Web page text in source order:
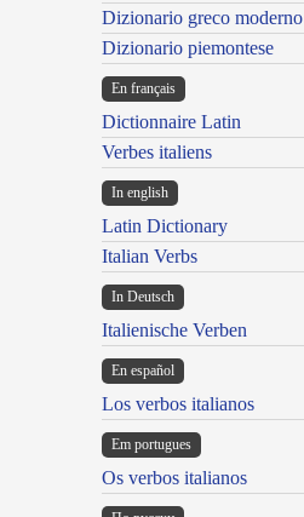
Dizionario greco moderno
Dizionario piemontese
En français
Dictionnaire Latin
Verbes italiens
In english
Latin Dictionary
Italian Verbs
In Deutsch
Italienische Verben
En español
Los verbos italianos
Em portugues
Os verbos italianos